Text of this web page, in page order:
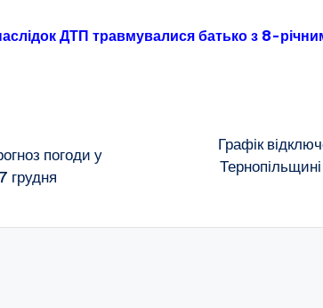
ДТП травмувалися батько з 8-
погоди у
грудня
Графік